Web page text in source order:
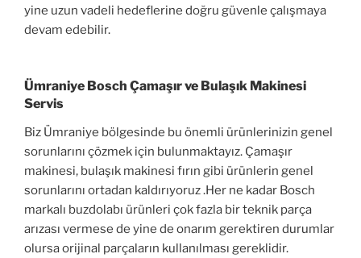
yine uzun vadeli hedeflerine doğru güvenle çalışmaya
devam edebilir.
Ümraniye Bosch Çamaşır ve Bulaşık Makinesi
Servis
Biz Ümraniye bölgesinde bu önemli ürünlerinizin genel
sorunlarını çözmek için bulunmaktayız. Çamaşır
makinesi, bulaşık makinesi fırın gibi ürünlerin genel
sorunlarını ortadan kaldırıyoruz .Her ne kadar Bosch
markalı buzdolabı ürünleri çok fazla bir teknik parça
arızası vermese de yine de onarım gerektiren durumlar
olursa orijinal parçaların kullanılması gereklidir.